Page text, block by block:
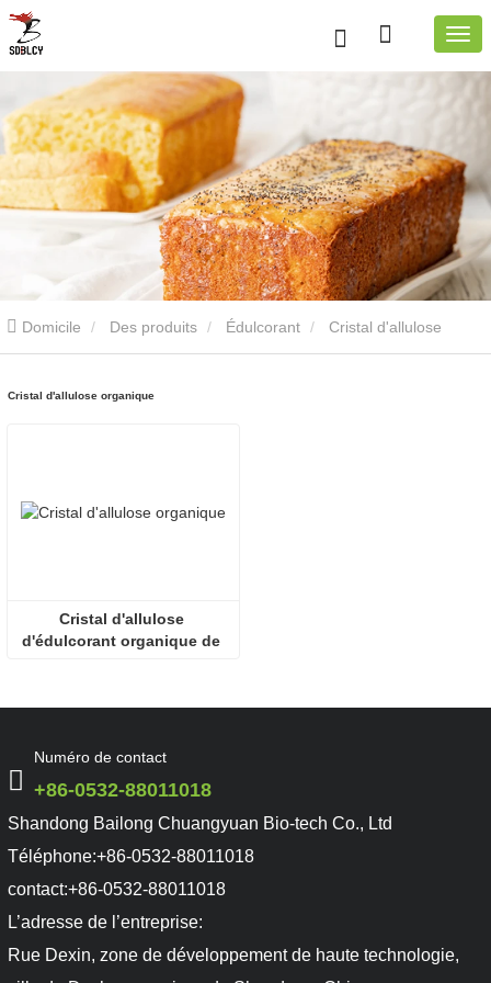
Domicile Des produits Édulcorant
Cristal d'allulose organique
Cristal d'allulose
d'édulcorant organique de
Numéro de contact
+86-0532-88011018
Shandong Bailong Chuangyuan Bio-tech Co., Ltd
Téléphone:+86-0532-88011018
contact:+86-0532-88011018
L’adresse de l’entreprise:
Rue Dexin, zone de développement de haute technologie,